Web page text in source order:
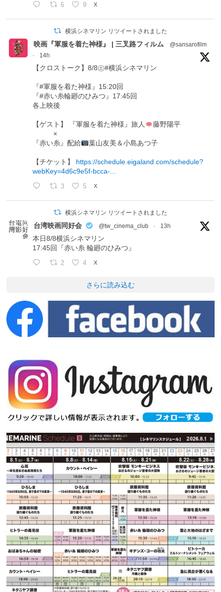
6 9 X
横浜シネマリン リツイートされました
映画『軍服を着た神様』 | 三叉路フィルム
@sansarofilm
·
14h
【クロストーク】8/8㊏#横浜シネマリン
『#軍服を着た神様』15:20回
『#赤い糸輪廻のひみつ』17:45回
各上映後
【ゲスト】 『軍服を着た神様』旅人
藤野陽平
×
『赤い糸』配給
葉山友美＆小島あつ子
【チケット】 https://schedule.eigaland.com/schedule?
webKey=4d6c9e5f-bcca-...
3 5 X
横浜シネマリン リツイートされました
台湾映画同好会 @tw_cinema_club · 13h
本日8/8横浜シネマリン
17:45回『赤い糸 輪廻のひみつ』
2 4 X
さらに読み込む